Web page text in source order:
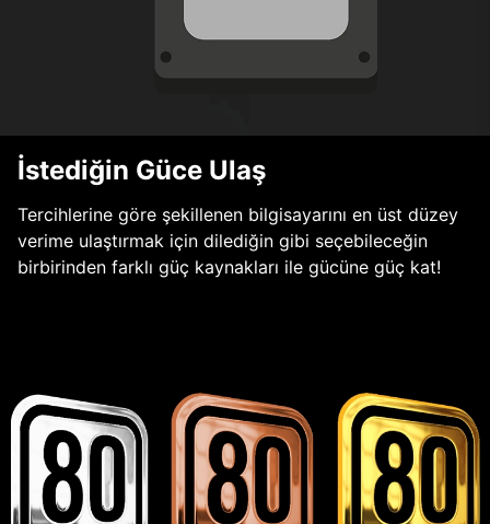
İstediğin Güce Ulaş
Tercihlerine göre şekillenen bilgisayarını en üst düzey
verime ulaştırmak için dilediğin gibi seçebileceğin
birbirinden farklı güç kaynakları ile gücüne güç kat!